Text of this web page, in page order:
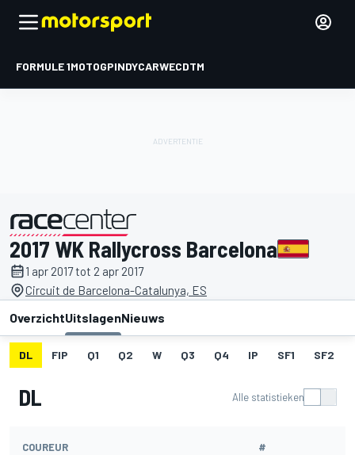
FORMULE 1MOTOGPINDYCARWECDTM
gepresenteerd door
2017 WK Rallycross Barcelona
1 apr 2017 tot 2 apr 2017
Circuit de Barcelona-Catalunya, ES
OverzichtUitslagenNieuws
DL FIP Q1 Q2 W Q3 Q4 IP SF1 SF2
DL Alle statistieken
COUREUR #